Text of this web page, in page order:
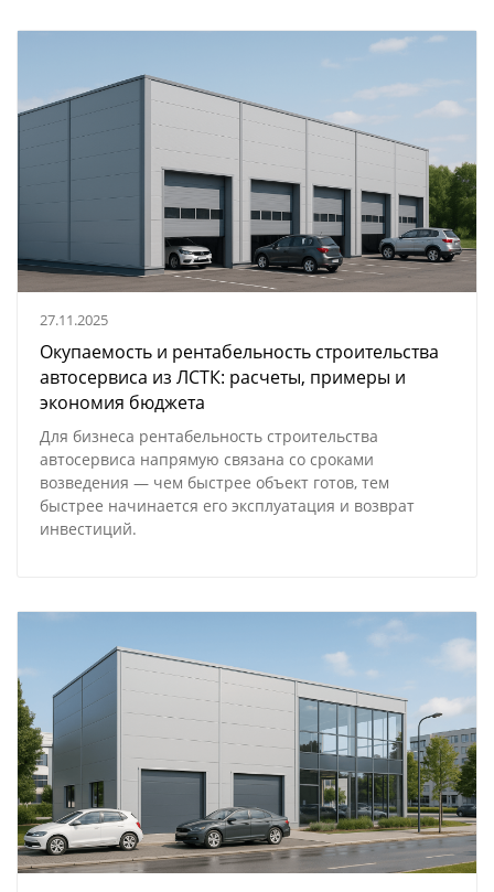
27.11.2025
Окупаемость и рентабельность строительства
автосервиса из ЛСТК: расчеты, примеры и
экономия бюджета
Для бизнеса рентабельность строительства
автосервиса напрямую связана со сроками
возведения — чем быстрее объект готов, тем
быстрее начинается его эксплуатация и возврат
инвестиций.